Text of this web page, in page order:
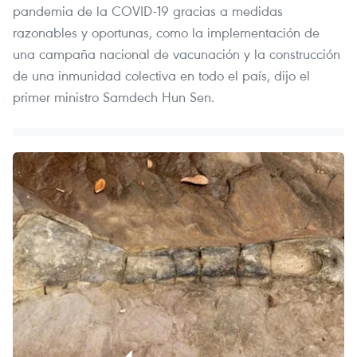
pandemia de la COVID-19 gracias a medidas
razonables y oportunas, como la implementación de
una campaña nacional de vacunación y la construcción
de una inmunidad colectiva en todo el país, dijo el
primer ministro Samdech Hun Sen.